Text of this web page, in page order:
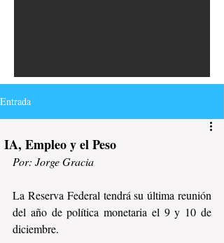
Entrada
IA, Empleo y el Peso
Por: Jorge Gracia
La Reserva Federal tendrá su última reunión
del año de política monetaria el 9 y 10 de
diciembre.